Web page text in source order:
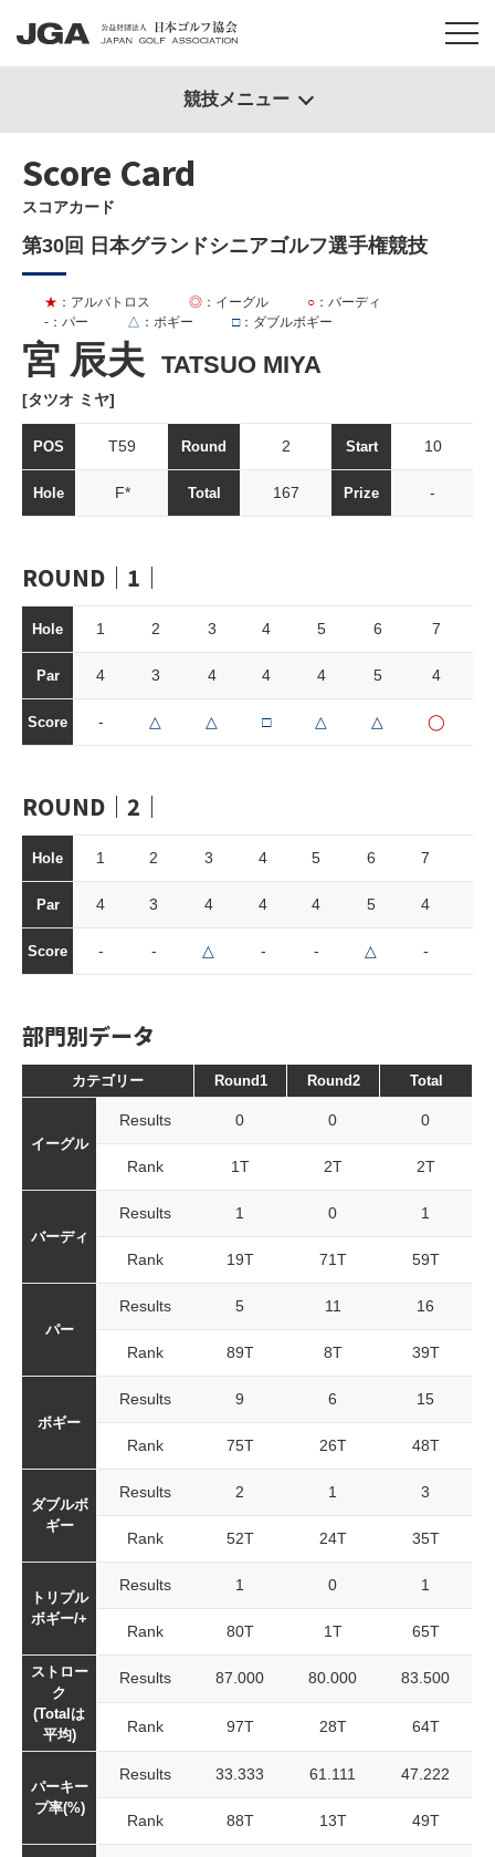
Score Card
スコアカード
第30回 日本グランドシニアゴルフ選手権競技
宮 辰夫 TATSUO MIYA
[タツオ ミヤ]
★ ：アルバトロス ◎ ：イーグル ○ ：バーディ
- ：パー △ ：ボギー □：ダブルボギー
POS T59 Round 2 Start 10
Hole F* Total 167 Prize -
ROUND｜1｜
Hole 1 2 3 4 5 6 7
Par 4 3 4 4 4 5 4
Score - △ △ □ △ △ ◯
ROUND｜2｜
Hole 1 2 3 4 5 6 7
Par 4 3 4 4 4 5 4
Score - - △ - - △ -
部門別データ
カテゴリー Round1 Round2 Total
イーグル
Results 0 0 0
Rank 1T 2T 2T
バーディ
Results 1 0 1
Rank 19T 71T 59T
パー
Results 5 11 16
Rank 89T 8T 39T
ボギー
Results 9 6 15
Rank 75T 26T 48T
ダブルボ
ギー
Results 2 1 3
Rank 52T 24T 35T
トリプル
ボギー/+
Results 1 0 1
Rank 80T 1T 65T
ストロー
ク
(Totalは
平均)
Results 87.000 80.000 83.500
Rank 97T 28T 64T
パーキー
プ率(%)
Results 33.333 61.111 47.222
Rank 88T 13T 49T
競技メニュー